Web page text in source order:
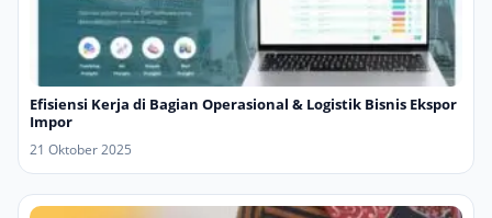
Efisiensi Kerja di Bagian Operasional & Logistik Bisnis Ekspor
Impor
21 Oktober 2025